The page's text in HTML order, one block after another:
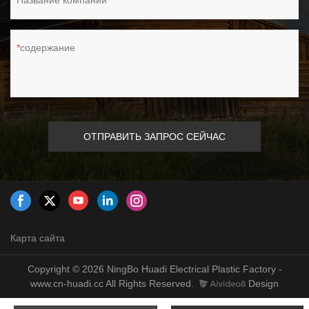
грузовиках и автомобилях. Отлично подходит для сухого и
влажного двойного использования. Идеально подходит для
содержание
ОТПРАВИТЬ ЗАПРОС СЕЙЧАС
Карта сайта
Copyright © 2026 NingBo Huadi Electrical Plastic Factory -
www.cn-huadi.cc All Rights Reserved.
Design